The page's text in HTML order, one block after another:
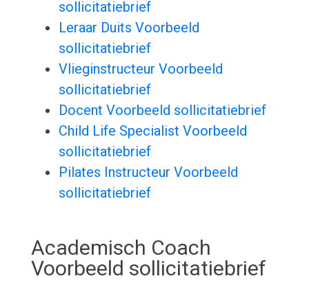
sollicitatiebrief
Leraar Duits Voorbeeld
sollicitatiebrief
Vlieginstructeur Voorbeeld
sollicitatiebrief
Docent Voorbeeld sollicitatiebrief
Child Life Specialist Voorbeeld
sollicitatiebrief
Pilates Instructeur Voorbeeld
sollicitatiebrief
Academisch Coach
Voorbeeld sollicitatiebrief